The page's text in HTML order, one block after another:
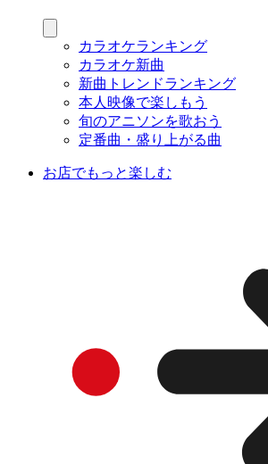
カラオケランキング
カラオケ新曲
新曲トレンドランキング
本人映像で楽しもう
旬のアニソンを歌おう
定番曲・盛り上がる曲
お店でもっと楽しむ